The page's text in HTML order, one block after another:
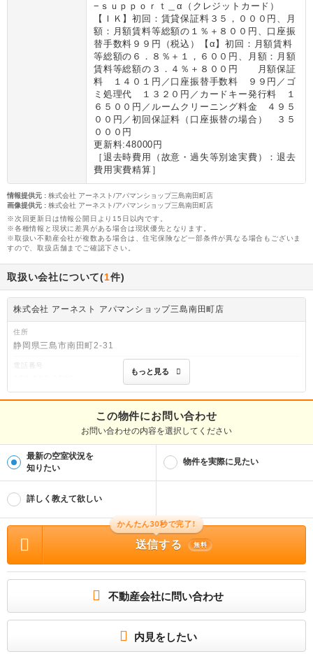
−ｓｕｐｐｏｒｔ＿α（クレジットカード）
【ＩＫ】初回：賃貸保証料３５，０００円、月
額：月額賃料等総額の１％＋８００円、口座振
替手数料９９円（税込）【α】初回：月額賃料
等総額の６．８％＋１，６００円、月額：月額
賃料等総額の３．４％＋８００円 月額保証
料 １４０１円／口座振替手数料 ９９円／ゴ
ミ処理代 １３２０円／カードキー発行料 １
６５００円／ルームクリーニング料金 ４９５
００円／初回保証料（口座振替の場合） ３５
０００円
更新料:48000円
［退去時費用（故意・過失等別途実費）：退去
費用実費精算］
情報提供元 : 株式会社 アーネスト/アパマンショップ三島南田町店
画像提供元 : 株式会社 アーネスト/アパマンショップ三島南田町店
※次回更新日は情報公開日より15日以内です。
※各種情報と現状に差異がある場合は現状優先となります。
※取扱い不動産会社が複数ある場合は、住宅保険など一部条件が異なる場合もございま
すので、取扱店舗までご確認下さい。
取扱い会社について(1件)
株式会社 アーネスト アパマンショップ三島南田町店
住所
静岡県三島市南田町2-31
電話番号
免許番号
静岡県知事(7)第10720号
仲介
物件管理番号
104677883
※お問い合わせの際には、担当者へ物件管理番号をお伝えください。
物件の所在地 : 静岡県田方郡函南町仁田 / 交通の利便 : 伊豆箱根鉄道駿豆線/伊豆仁
田 徒歩9分 / 面積 : 35.1m² / 築年月 : 2009年05月 / 賃料 : 4.8万円 / 管理費又は
共益費等 : 5,500円 / 礼金等 : 無料 / 敷金 : 無料、保証金等 : －、 償却、敷引 : －
/ 住宅総合保険等の損害保険料 : － / その他 : ＬＰガス料金はご契約前にＬＰガス事
業者にご確認いただけます。 ルームクリーニング料金にエアコンクリーニング費
用を含みます。ゴミ処理代１，３２０円／月額 本貸室の電気は、貸主から配給さ
ｐｏｒｔ＿α（クレジットカード） 【ＩＫ】初回：賃貸保証料３５，０００円、月
額：月額賃料等総額の１％＋８００円、口座振替手数料９９円（税込）【α】初回：
月額賃料等総額の６．８％＋１，６００円、月額：月額賃料等総額の３．４％＋８
００円 月額保証料 １４０１円／口座振替手数料 ９９円／ゴミ処理代 １３
２０円／カードキー発行料 １６５００円／ルームクリーニング料金 ４９５００
円／初回保証料（口座振替の場合） ３５０００円 更新料:48000円 ［退去時費用
（故意・過失等別途実費）：退去費用実費精算］ / 駐車場 : 空有 3,300円
もっと見る
この物件にお問い合わせ
お問い合わせの内容を選択してください
最新の空室状況を
知りたい
物件を実際に見たい
詳しく教えて欲しい
かんたん30秒で完了!
送信する 無料
不動産会社に問い合わせ
内見をしたい